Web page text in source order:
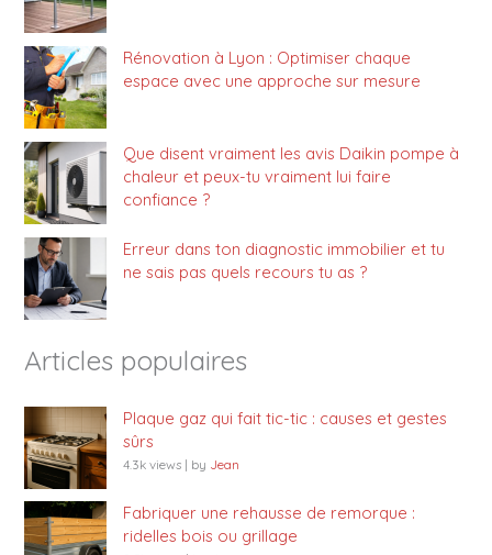
Rénovation à Lyon : Optimiser chaque
espace avec une approche sur mesure
Que disent vraiment les avis Daikin pompe à
chaleur et peux-tu vraiment lui faire
confiance ?
Erreur dans ton diagnostic immobilier et tu
ne sais pas quels recours tu as ?
Articles populaires
Plaque gaz qui fait tic-tic : causes et gestes
sûrs
4.3k views | by Jean
Fabriquer une rehausse de remorque :
ridelles bois ou grillage